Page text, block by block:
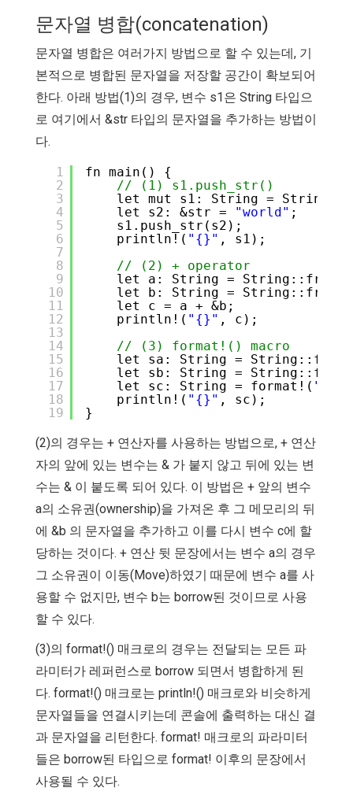
문자열 병합(concatenation)
문자열 병합은 여러가지 방법으로 할 수 있는데, 기
본적으로 병합된 문자열을 저장할 공간이 확보되어
한다. 아래 방법(1)의 경우, 변수 s1은 String 타입으
로 여기에서 &str 타입의 문자열을 추가하는 방법이
다.
1
2
3
4
5
6
7
8
9
10
11
12
13
14
15
16
17
18
19
fn main() {
// (1) s1.push_str()
let mut s1: String =
let s2: &str =
"world" ;
s1.push_str(s2);
println!( "{}" , s1);
// (2) + operator
let a: String = String::from(
let b: String = String::from(
let c = a + &b;
println!( "{}" , c);
// (3) format!() macro
let sa: String = String::from(
let sb: String = String::from(
let sc: String = format!( "{}
println!( "{}" , sc);
}
(2)의 경우는 + 연산자를 사용하는 방법으로, + 연산
자의 앞에 있는 변수는 & 가 붙지 않고 뒤에 있는 변
수는 & 이 붙도록 되어 있다. 이 방법은 + 앞의 변수
a의 소유권(ownership)을 가져온 후 그 메모리의 뒤
에 &b 의 문자열을 추가하고 이를 다시 변수 c에 할
당하는 것이다. + 연산 뒷 문장에서는 변수 a의 경우
그 소유권이 이동(Move)하였기 때문에 변수 a를 사
용할 수 없지만, 변수 b는 borrow된 것이므로 사용
할 수 있다.
(3)의 format!() 매크로의 경우는 전달되는 모든 파
라미터가 레퍼런스로 borrow 되면서 병합하게 된
다. format!() 매크로는 println!() 매크로와 비슷하게
문자열들을 연결시키는데 콘솔에 출력하는 대신 결
과 문자열을 리턴한다. format! 매크로의 파라미터
들은 borrow된 타입으로 format! 이후의 문장에서
사용될 수 있다.